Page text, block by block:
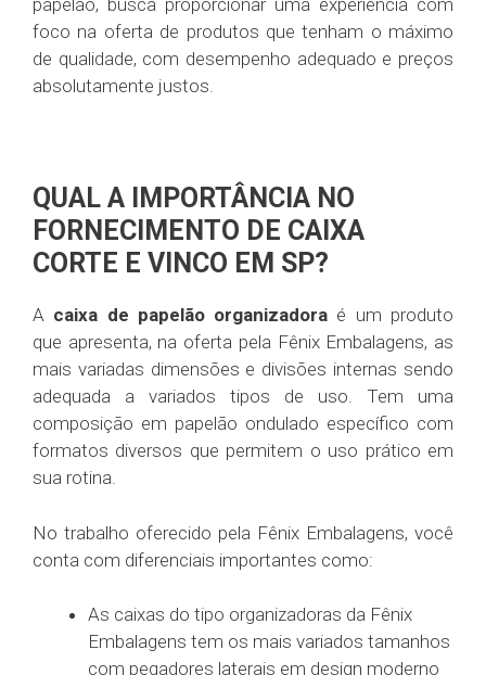
papelão, busca proporcionar uma experiência com
foco na oferta de produtos que tenham o máximo
de qualidade, com desempenho adequado e preços
absolutamente justos.
QUAL A IMPORTÂNCIA NO
FORNECIMENTO DE CAIXA
CORTE E VINCO EM SP?
A caixa de papelão organizadora é um produto
que apresenta, na oferta pela Fênix Embalagens, as
mais variadas dimensões e divisões internas sendo
adequada a variados tipos de uso. Tem uma
composição em papelão ondulado específico com
formatos diversos que permitem o uso prático em
sua rotina.
No trabalho oferecido pela Fênix Embalagens, você
conta com diferenciais importantes como:
As caixas do tipo organizadoras da Fênix
Embalagens tem os mais variados tamanhos
com pegadores laterais em design moderno